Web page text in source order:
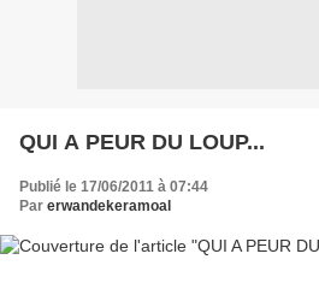
QUI A PEUR DU LOUP...
Publié le 17/06/2011 à 07:44
Par erwandekeramoal